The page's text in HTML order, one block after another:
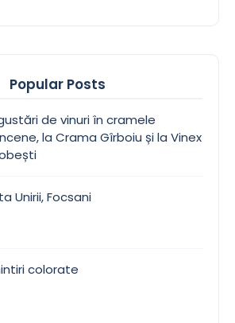
Popular Posts
de vinuri în cramele
la Crama Gîrboiu și la Vinex
Unirii, Focsani
colorate